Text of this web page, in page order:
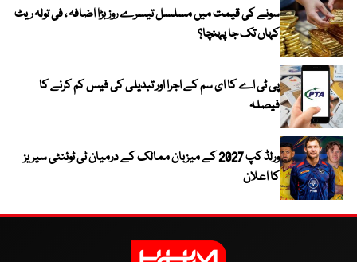
سونے کی قیمت میں مسلسل تیسرے روز بڑا اضافہ ، فی تولہ ریٹ
کہاں تک جا پہنچا؟
پی ٹی اے کا ای سم کے اجرا اور تبدیلی کی فیس کم کرنے کا
فیصلہ
ورلڈ کپ 2027 کے میزبان ممالک کے درمیان ٹی ٹوئنٹی سیریز
کا اعلان